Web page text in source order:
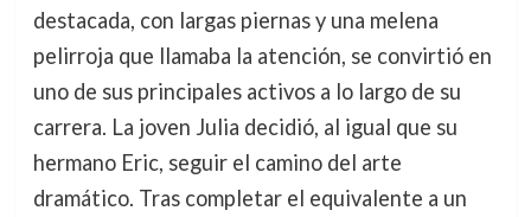
destacada, con largas piernas y una melena
pelirroja que llamaba la atención, se convirtió en
uno de sus principales activos a lo largo de su
carrera. La joven Julia decidió, al igual que su
hermano Eric, seguir el camino del arte
dramático. Tras completar el equivalente a un